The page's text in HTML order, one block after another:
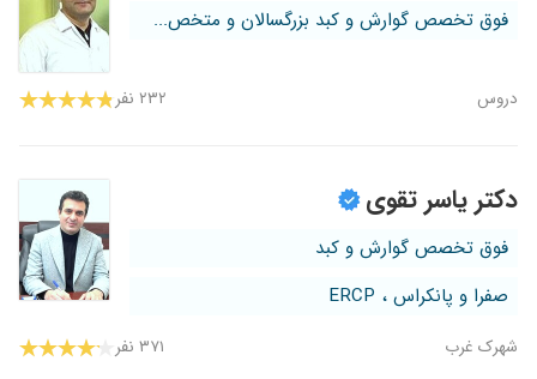
فوق تخصص گوارش و کبد بزرگسالان و متخص...
دروس ۲۳۲ نفر
دکتر یاسر تقوی
فوق تخصص گوارش و کبد
صفرا و پانکراس ، ERCP
شهرک غرب ۳۷۱ نفر